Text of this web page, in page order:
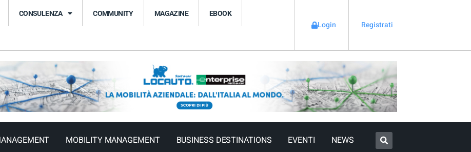
CONSULENZA COMMUNITY MAGAZINE EBOOK
Login Registrati
MOBILITY MANAGEMENT BUSINESS DESTINATIONS EVENTI NEWS